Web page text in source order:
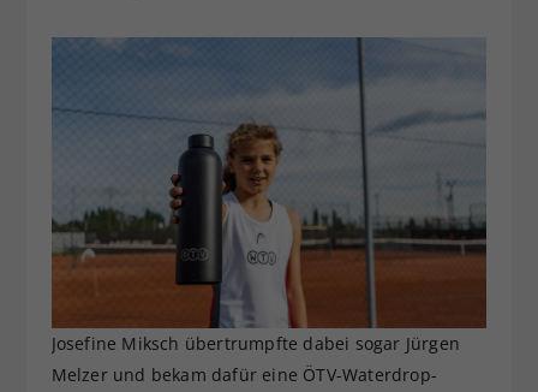
Josefine Miksch übertrumpfte dabei sogar Jürgen
Melzer und bekam dafür eine ÖTV-Waterdrop-